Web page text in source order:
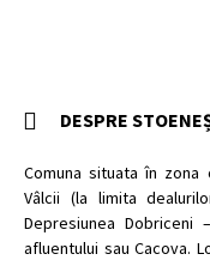
DESPRE
Comuna situata în zona
Vâlcii (la limita
Depresiunea
afluentului sau Cacova.